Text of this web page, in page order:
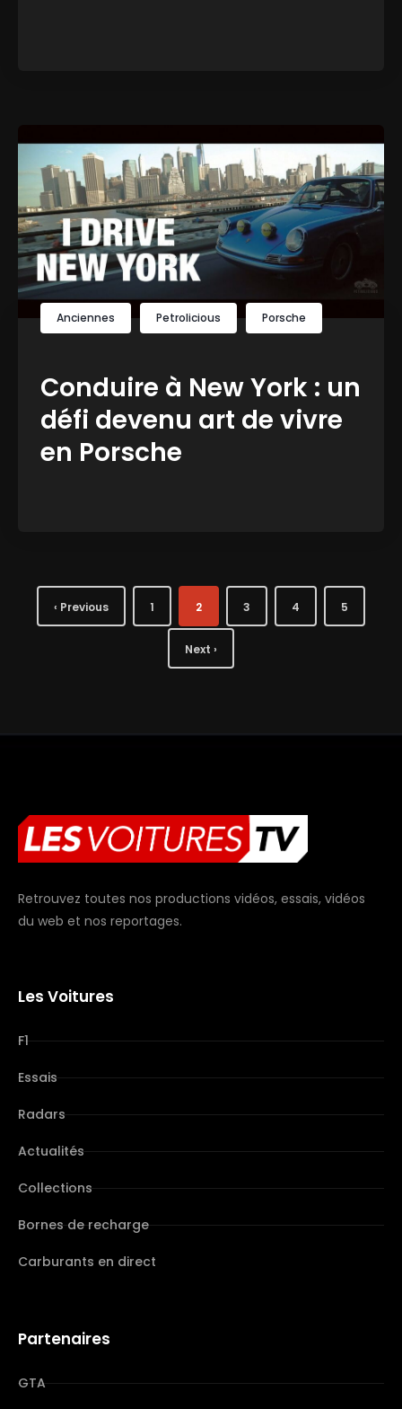
Anciennes Petrolicious Porsche
Conduire à New York : un
défi devenu art de vivre
en Porsche
‹ Previous 1 2 3 4 5
Next ›
Retrouvez toutes nos productions vidéos, essais, vidéos
du web et nos reportages.
Les Voitures
F1
Essais
Radars
Actualités
Collections
Bornes de recharge
Carburants en direct
Partenaires
GTA